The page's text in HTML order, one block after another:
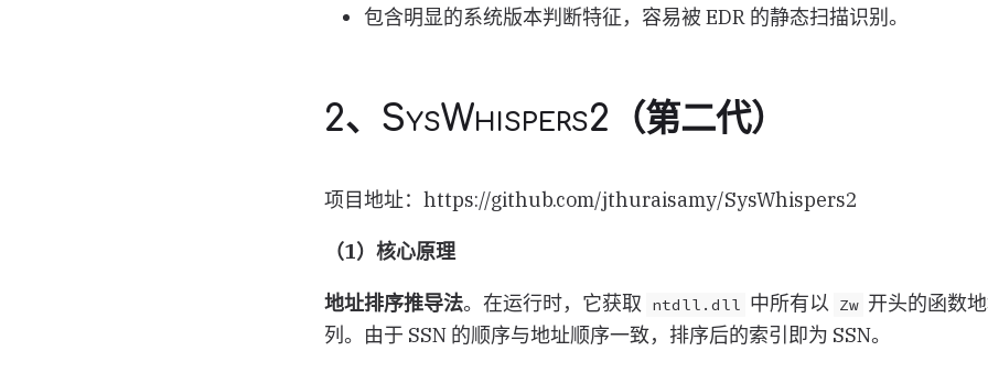
包含明显的系统版本判断特征，容易被 EDR 的静态扫描识别。
2、SysWhispers2（第二代）
项目地址：https://github.com/jthuraisamy/SysWhispers2
（1）核心原理
地址排序推导法。在运行时，它获取 ntdll.dll 中所有以 Zw 开头的函数
列。由于 SSN 的顺序与地址顺序一致，排序后的索引即为 SSN。